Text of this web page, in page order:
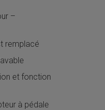
–
remplacé
et fonction
à pédale